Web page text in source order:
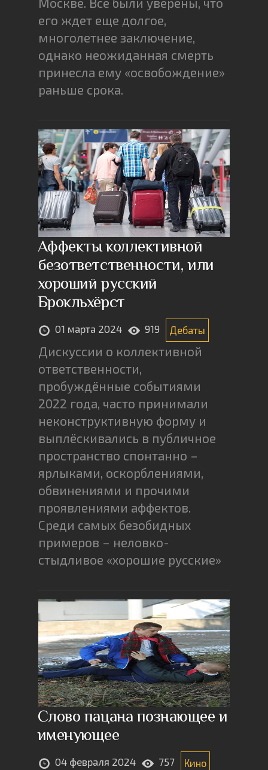
его ждет еще долгое,
многолетнее заключение,
однако неожиданная смерть
принесла ему «освобождение»
раньше срока.
Аффекты коллективной
безответственности, или
хороший русский
Брокльхёрст
01 марта 2024 919 Дебаты
Дискуссии о коллективной
ответственности,
пробуждённые событиями
2022 года, часто принимали
неконструктивную форму и
выплёскивались в публичное
пространство спонтанно –
ярлыками, оскорблениями,
обвинениями и прочими
проявлениями аффектов.
Среди самых безобидных
примеров – неловко-
стыдливое «хорошие русские»
Слово пацана познающее и
именующее
04 февраля 2024 757 Кино